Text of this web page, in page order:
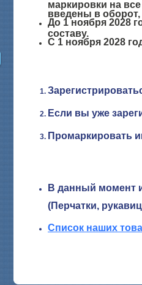
маркировки на
введены в оборот,
До 1 ноября 2028
составу.
С 1 ноября 2028
Если вы уже
Промаркировать
В данный момент
(Перчатки,
Список наших